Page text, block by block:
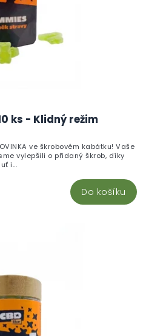
ks - Klidný režim
Do košíku
ve škrobovém kabátku! Vaše
vylepšili o přidaný škrob, díky
i...